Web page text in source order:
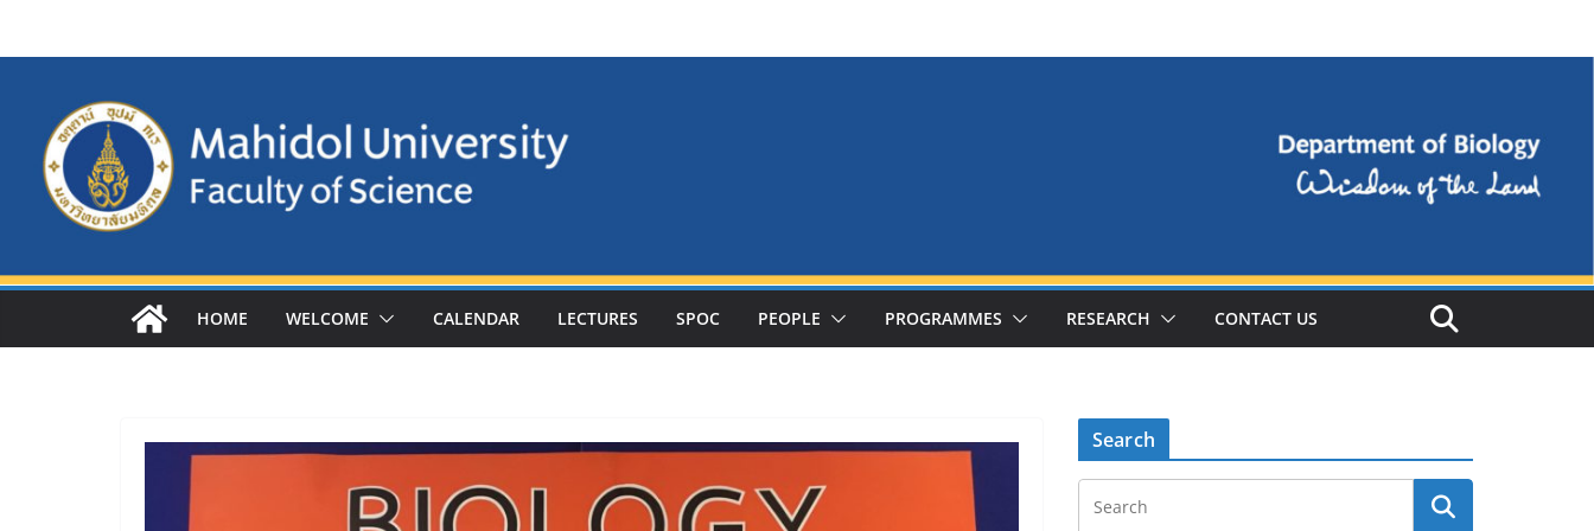
HOME WELCOME CALENDAR LECTURES SPOC PEOPLE PROGRAMMES RESEARCH CONTACT US
Search